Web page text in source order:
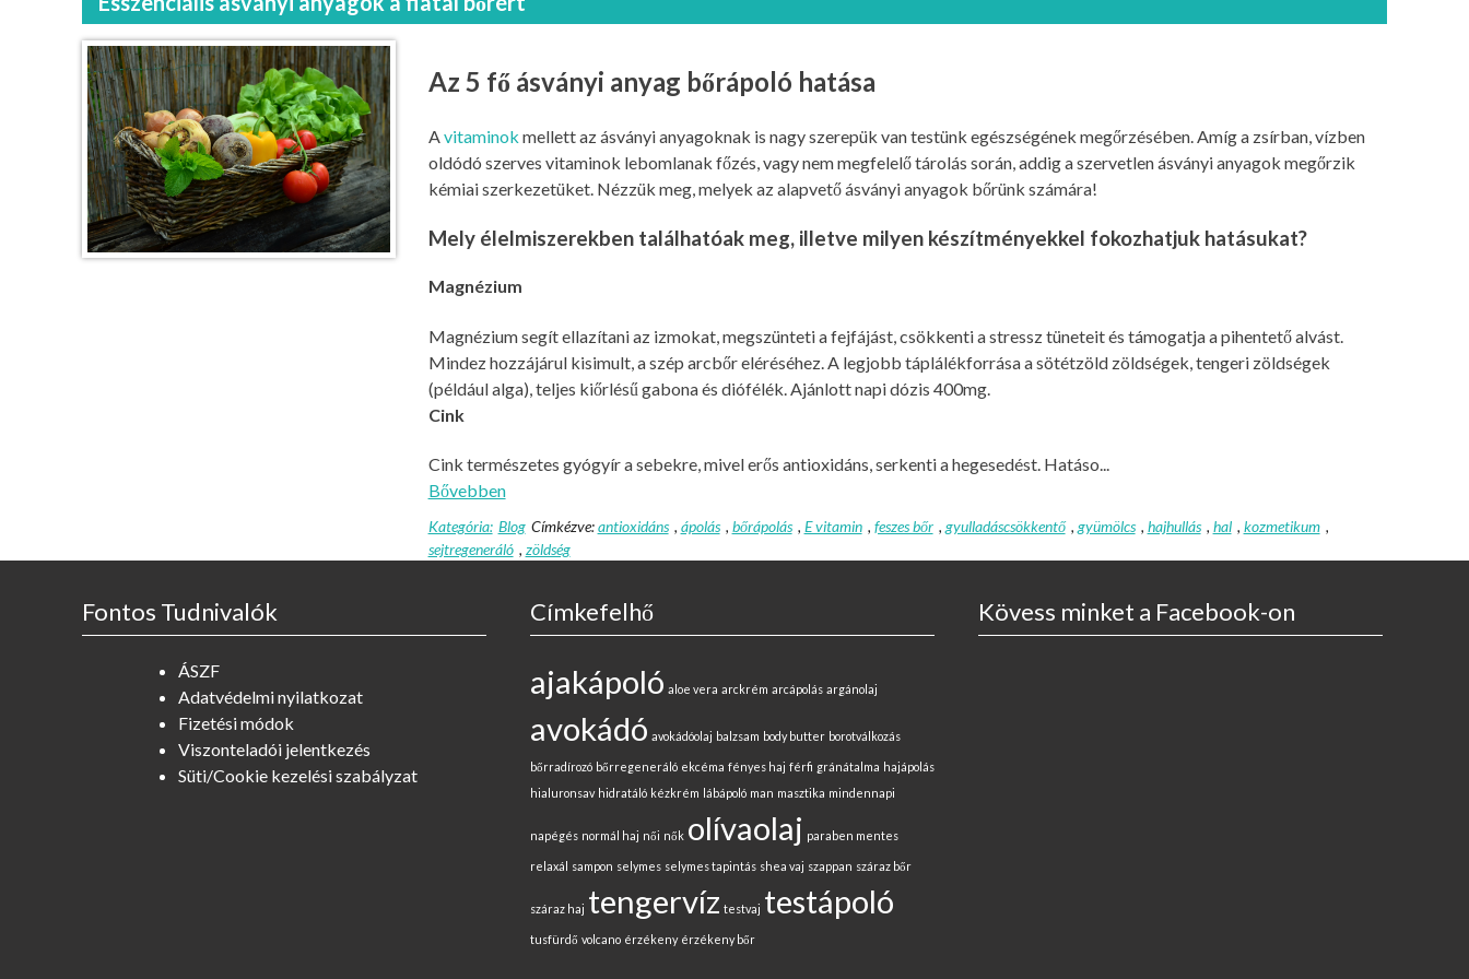
Az 5 fő ásványi anyag bőrápoló hatása
Avitaminok mellett az ásványi anyagoknak is nagy szerepük van testünk egészségének megőrzésében. Amíg a zsírban, vízben
oldódó szerves vitaminok lebomlanak főzés, vagy nem megfelelő tárolás során, addig a szervetlen ásványi anyagok megőrzik
kémiai szerkezetüket. Nézzük meg, melyek az alapvető ásványi anyagok bőrünk számára!
Mely élelmiszerekben találhatóak meg, illetve milyen készítményekkel fokozhatjuk hatásukat?
Magnézium
Magnézium segít ellazítani az izmokat, megszünteti a fejfájást, csökkenti a stressz tüneteit és támogatja a pihentető alvást.
Mindez hozzájárul kisimult, a szép arcbőr eléréséhez. A legjobb táplálékforrása a sötétzöld zöldségek, tengeri zöldségek
(például alga), teljes kiőrlésű gabona és diófélék. Ajánlott napi dózis 400mg.
Cink
Cink természetes gyógyír a sebekre, mivel erős antioxidáns, serkenti a hegesedést. Hatáso...
Bővebben
Kategória: Blog Címkézve:antioxidáns , ápolás , bőrápolás , E vitamin , feszes bőr , gyulladáscsökkentő , gyümölcs , hajhullás , hal , kozmetikum ,
sejtregeneráló , zöldség
Fontos Tudnivalók
ÁSZF
Adatvédelmi nyilatkozat
Fizetési módok
Viszonteladói jelentkezés
Süti/Cookie kezelési szabályzat
Címkefelhő
ajakápoló aloe vera arckrém arcápolás argánolaj
avokádó avokádóolaj balzsam body butter borotválkozás
bőrradírozó bőrregeneráló ekcéma fényes haj férfi gránátalma hajápolás
hialuronsav hidratáló kézkrém lábápoló man masztika mindennapi
napégés normál haj női nők olívaolaj paraben mentes
relaxál sampon selymes selymes tapintás shea vaj szappan száraz bőr
száraz haj tengervíz testvaj testápoló
tusfürdő volcano érzékeny érzékeny bőr
Kövess minket a Facebook-on